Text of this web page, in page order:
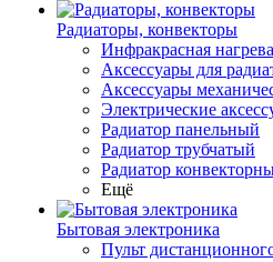
Радиаторы, конвекторы
Инфракрасная
Аксессуары для
Аксессуары
Электрические
Радиатор панельный
Радиатор трубчатый
Радиатор
Ещё
Бытовая электроника
Пульт